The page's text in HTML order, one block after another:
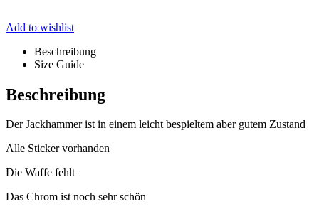
Add to wishlist
Beschreibung
Size Guide
Beschreibung
Der Jackhammer ist in einem leicht bespieltem aber gutem Zustand
Alle Sticker vorhanden
Die Waffe fehlt
Das Chrom ist noch sehr schön